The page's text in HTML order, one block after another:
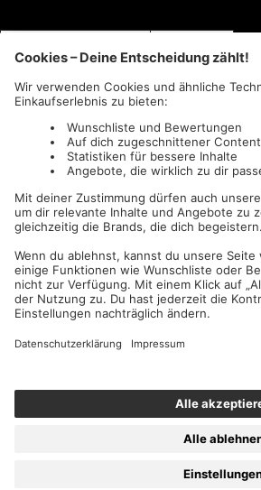
AFM Records c/o IC Music and Apparel GmbH
Wir akzeptieren